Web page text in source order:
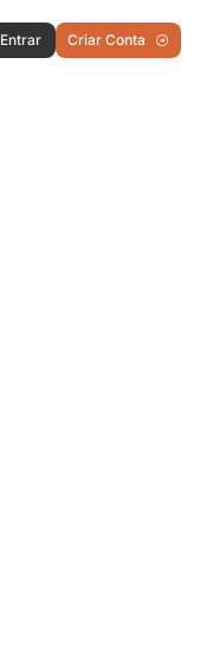
Entrar Criar Conta